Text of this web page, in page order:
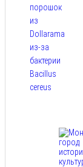
порошок
из
Dollarama
из-за
бактерии
Bacillus
cereus